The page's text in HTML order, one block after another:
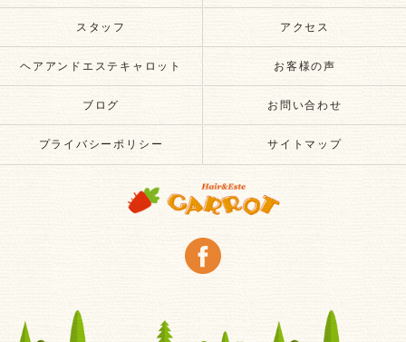
スタッフ アクセス
ヘアアンドエステキャロット お客様の声
ブログ お問い合わせ
プライバシーポリシー サイトマップ